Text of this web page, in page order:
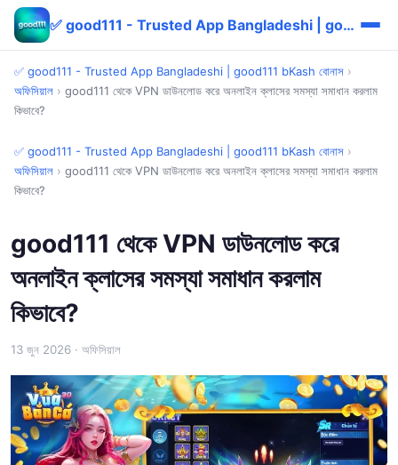
✅ good111 - Trusted App Bangladeshi | good111 bKash বোনাস
✅ good111 - Trusted App Bangladeshi | good111 bKash বোনাস ›
অফিসিয়াল › good111 থেকে VPN ডাউনলোড করে অনলাইন ক্লাসের সমস্যা সমাধান করলাম
কিভাবে?
✅ good111 - Trusted App Bangladeshi | good111 bKash বোনাস ›
অফিসিয়াল › good111 থেকে VPN ডাউনলোড করে অনলাইন ক্লাসের সমস্যা সমাধান করলাম
কিভাবে?
good111 থেকে VPN ডাউনলোড করে
অনলাইন ক্লাসের সমস্যা সমাধান করলাম
কিভাবে?
13 জুন 2026 · অফিসিয়াল